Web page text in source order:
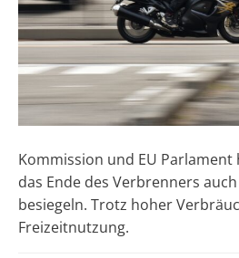
Kommission und EU Parlament
das Ende des Verbrenners
besiegeln. Trotz hoher
Freizeitnutzung.